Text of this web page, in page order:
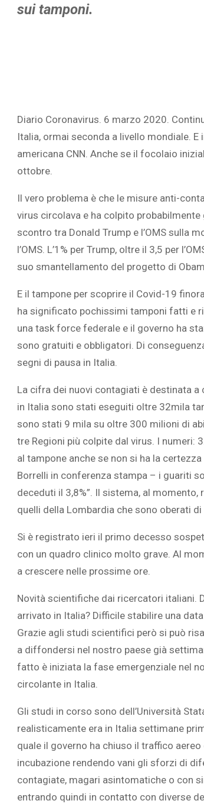
sui tamponi.
Diario Coronavirus. 6 marzo 2020.
Italia, ormai seconda a livello mondiale.
americana CNN. Anche se il focolaio
ottobre.
Il vero problema è che le misure anti-
virus circolava e ha colpito
scontro tra Donald Trump e l’OMS sulla
l’OMS. L’1% per Trump, oltre il 3,5 per
suo smantellamento del progetto di
E il tampone per scoprire il Covid-19
ha significato pochissimi tamponi fatti e
una task force federale e il governo ha
sono gratuiti e obbligatori. Di
segni di pausa in Italia.
La cifra dei nuovi contagiati è destinata
in Italia sono stati eseguiti oltre 32mila
sono stati 9 mila su oltre 300 milioni di
tre Regioni più colpite dal virus. I
al tampone anche se non si ha la
Borrelli in conferenza stampa – i guariti
deceduti il 3,8%”. Il sistema, al
quelli della Lombardia che sono oberati di
Si è registrato ieri il primo decesso
con un quadro clinico molto grave. Al
a crescere nelle prossime ore.
Novità scientifiche dai ricercatori italiani.
arrivato in Italia? Difficile stabilire una
Grazie agli studi scientifici però si può
a diffondersi nel nostro paese già
fatto è iniziata la fase emergenziale nel
circolante in Italia.
Gli studi in corso sono dell’Università
realisticamente era in Italia settimane
quale il governo ha chiuso il traffico
incubazione rendendo vani gli sforzi di
contagiate, magari asintomatiche o con
entrando quindi in contatto con diverse